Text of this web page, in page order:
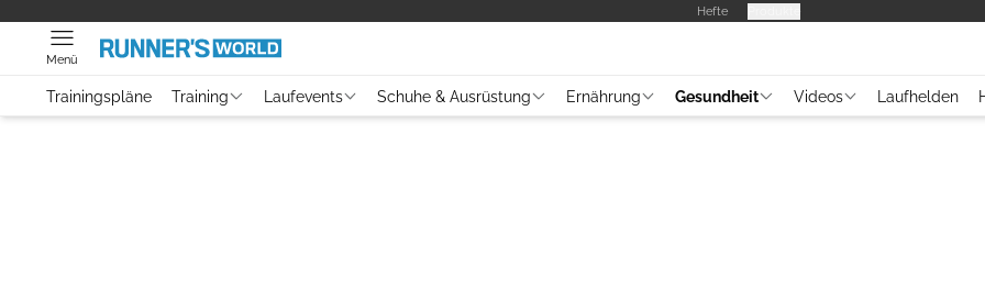
Hefte
Menü
Trainingspläne Training Laufevents Schuhe & Ausrüstung Ernährung Gesundheit Videos Laufhelden